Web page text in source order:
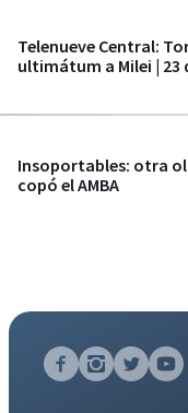
Telenueve Central:
ultimátum a Milei | 23
Insoportables: otra
copó el AMBA